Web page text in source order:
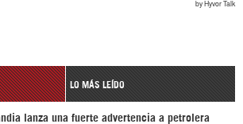
LO MÁS LEÍDO
lanza una fuerte advertencia a petrolera